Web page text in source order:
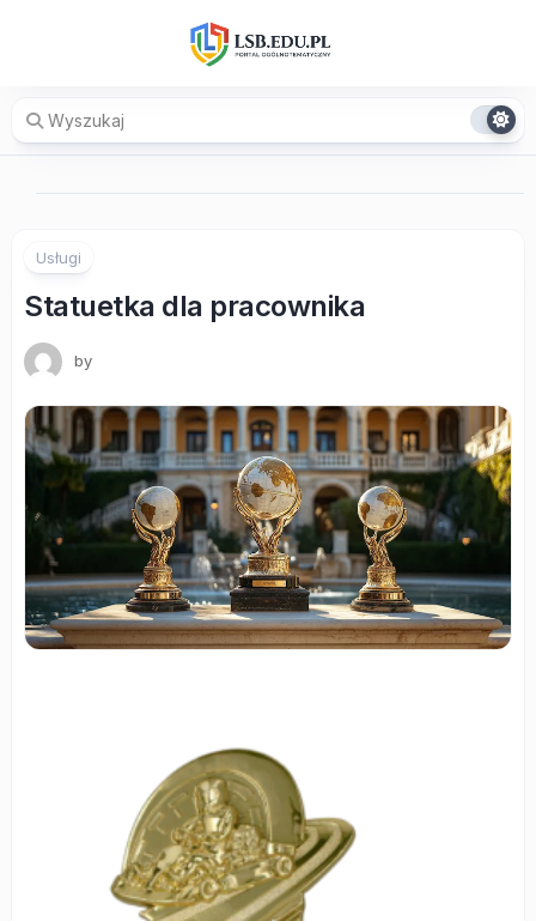
Usługi
Statuetka dla pracownika
by